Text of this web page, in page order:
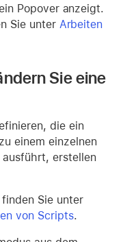
Popover anzeigt.
Sie unter Arbeiten
Sie eine
die ein
einem einzelnen
erstellen
Sie unter
von Scripts.